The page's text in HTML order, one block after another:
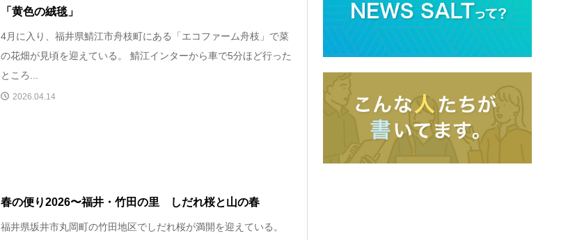
「黄色の絨毯」
4月に入り、福井県鯖江市舟枝町にある「エコファーム舟枝」で菜
の花畑が見頃を迎えている。 鯖江インターから車で5分ほど行った
ところ...
2026.04.14
春の便り2026〜福井・竹田の里 しだれ桜と山の春
福井県坂井市丸岡町の竹田地区でしだれ桜が満開を迎えている。